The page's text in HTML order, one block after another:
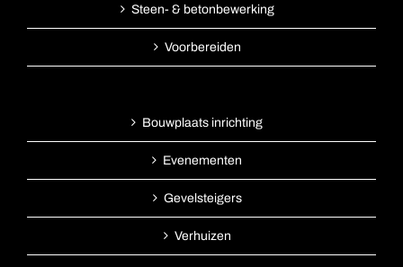
Steen- & betonbewerking
Voorbereiden
Bouwplaats inrichting
Evenementen
Gevelsteigers
Verhuizen